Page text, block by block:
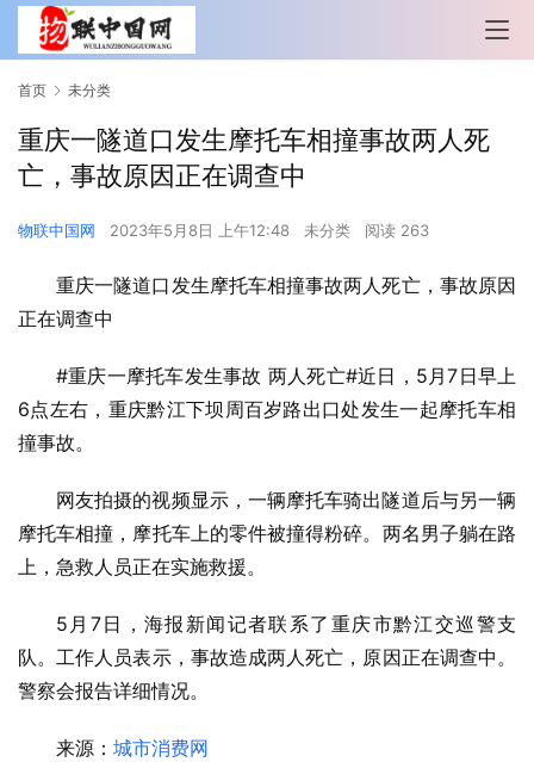
首页 未分类
重庆一隧道口发生摩托车相撞事故两人死
亡，事故原因正在调查中
物联中国网 2023年5月8日 上午12:48 未分类 阅读 263
重庆一隧道口发生摩托车相撞事故两人死亡，事故原因
正在调查中
#重庆一摩托车发生事故 两人死亡#近日，5月7日早上
6点左右，重庆黔江下坝周百岁路出口处发生一起摩托车相
撞事故。
网友拍摄的视频显示，一辆摩托车骑出隧道后与另一辆
摩托车相撞，摩托车上的零件被撞得粉碎。两名男子躺在路
上，急救人员正在实施救援。
5月7日，海报新闻记者联系了重庆市黔江交巡警支
队。工作人员表示，事故造成两人死亡，原因正在调查中。
警察会报告详细情况。
来源： 城市消费网